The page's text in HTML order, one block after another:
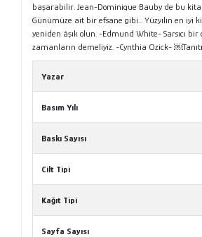
başarabilir. Jean-Dominique Bauby de bu
Günümüze ait bir efsane gibi... Yüzyılın en
yeniden âşık olun. -Edmund White- Sarsıcı
zamanların demeliyiz. -Cynthia Ozick-
Yazar
Basım Yılı
Baskı Sayısı
Cilt Tipi
Kağıt Tipi
Sayfa Sayısı